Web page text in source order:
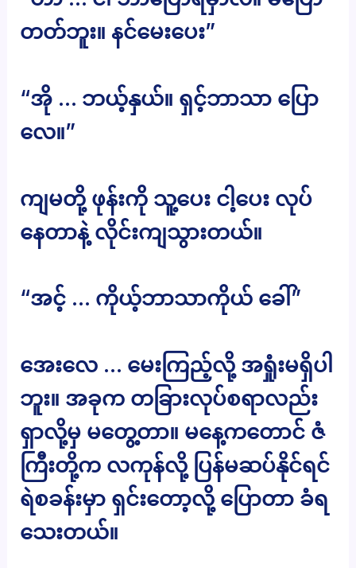
တတ်ဘူး။ နင်မေးပေး”
“အို … ဘယ့်နှယ်။ ရှင့်ဘာသာ ပြော
လေ။”
ကျမတို့ ဖုန်းကို သူ့ပေး ငါ့ပေး လုပ်
နေတာနဲ့ လိုင်းကျသွားတယ်။
“အင့် … ကိုယ့်ဘာသာကိုယ် ခေါ်”
အေးလေ … မေးကြည့်လို့ အရှုံးမရှိပါ
ဘူး။ အခုက တခြားလုပ်စရာလည်း
ရှာလို့မှ မတွေ့တာ။ မနေ့ကတောင် ဇံ
ကြီးတို့က လကုန်လို့ ပြန်မဆပ်နိုင်ရင်
ရဲစခန်းမှာ ရှင်းတော့လို့ ပြောတာ ခံရ
သေးတယ်။